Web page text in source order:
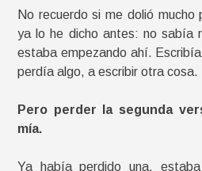
No recuerdo si me dolió
ya lo he dicho antes: no sabía
estaba empezando ahí.
perdía algo, a escribir otra cosa.
Pero perder la segunda
mía.
Ya había perdido una,